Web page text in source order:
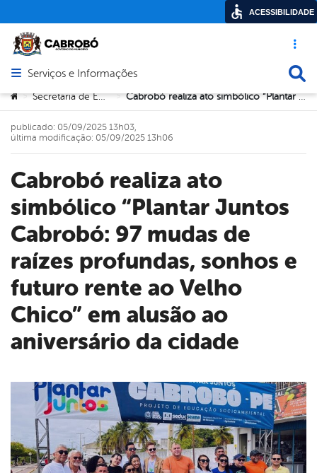
Acesso
Abrir menu principal de navegação
Serviços e Informações
Você está aqui:
> Secretaria de Educação > Cabrobó realiza ato simbólico “Plantar Juntos Cabrobó: 97 mudas de raízes profundas, sonhos e futuro rente ao Velho Chico” em alusão ao aniversário da cidade
Cabrobó realiza ato
simbólico “Plantar Juntos
Cabrobó: 97 mudas de
raízes profundas, sonhos e
futuro rente ao Velho
Chico” em alusão ao
aniversário da cidade
publicado: 05/09/2025 13h03,
última modificação: 05/09/2025 13h06
ACESSIBILIDADE